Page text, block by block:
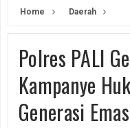
Home Daerah
Polres PALI
Kampanye
Generasi